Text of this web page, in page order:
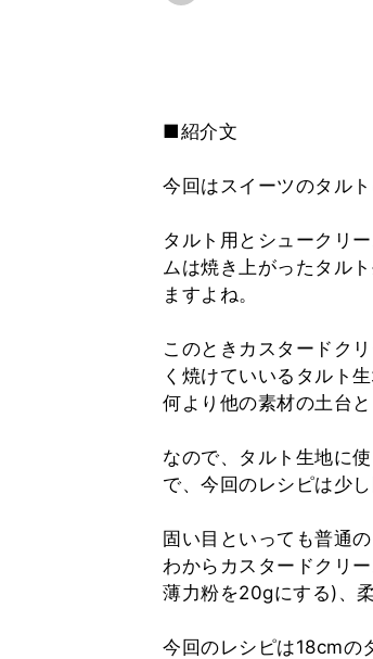
■紹介文
今回はスイーツのタル
タルト用とシュークリ
ムは焼き上がったタル
ますよね。
このときカスタードク
く焼けていいるタルト
何より他の素材の土台
なので、タルト生地に
で、今回のレシピは少
固い目といっても普通
わからカスタードクリ
薄力粉を20gにする)、
今回のレシピは18cmの